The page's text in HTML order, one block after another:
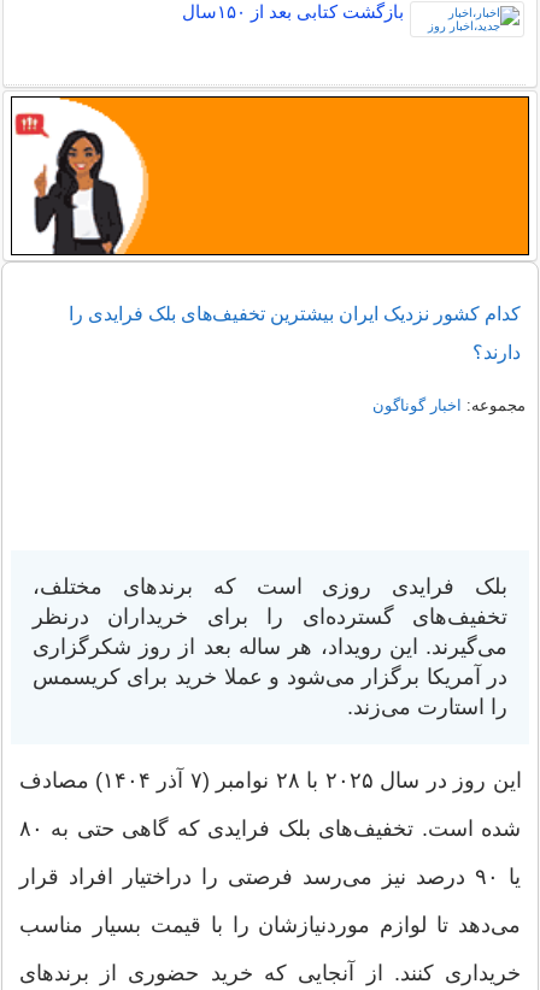
بازگشت کتابی بعد از ۱۵۰سال
کدام کشور نزدیک ایران بیشترین تخفیف‌های بلک فرایدی را
دارند؟
مجموعه: اخبار گوناگون
بلک فرایدی روزی است که برندهای مختلف،
تخفیف‌های گسترده‌ای را برای خریداران درنظر
می‌گیرند. این رویداد، هر ساله بعد از روز شکرگزاری
در آمریکا برگزار می‌شود و عملا خرید برای کریسمس
را استارت می‌زند‌.
این روز در‌ سال ۲۰۲۵ با ۲۸ نوامبر (۷ آذر ۱۴۰۴) مصادف
شده است. تخفیف‌های بلک فرایدی که گاهی حتی به ۸۰
یا ۹۰ درصد نیز می‌رسد فرصتی را دراختیار افراد قرار
می‌دهد تا لوازم موردنیازشان را با قیمت بسیار مناسب
خریداری کنند. از آنجایی که خرید حضوری از برندهای